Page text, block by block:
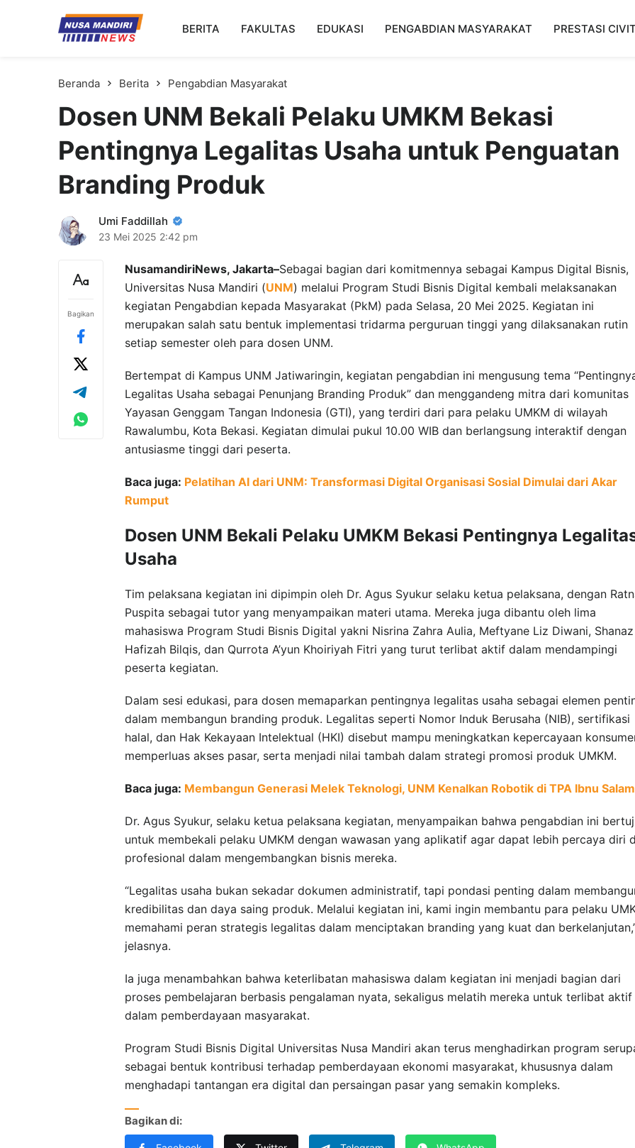
Kampus Digital Bisnis
Universitas Nusa Mandiri
BERITA FAKULTAS EDUKASI PENGABDIAN MASYARAKAT PRESTASI
Beranda Berita Pengabdian Masyarakat
Dosen UNM Bekali Pelaku UMKM Bekasi
Pentingnya Legalitas Usaha untuk Penguatan
Branding Produk
Umi Faddillah
23 Mei 2025 2:42 pm
Bagikan
NusamandiriNews, Jakarta–Sebagai bagian dari komitmennya sebagai Kampus Digital Bisnis,
Universitas Nusa Mandiri (UNM) melalui Program Studi Bisnis Digital kembali melaksanakan
kegiatan Pengabdian kepada Masyarakat (PkM) pada Selasa, 20 Mei 2025. Kegiatan ini
merupakan salah satu bentuk implementasi tridarma perguruan tinggi yang dilaksanakan rutin
setiap semester oleh para dosen UNM.
Bertempat di Kampus UNM Jatiwaringin, kegiatan pengabdian ini mengusung tema
Legalitas Usaha sebagai Penunjang Branding Produk” dan menggandeng mitra dari komunitas
Yayasan Genggam Tangan Indonesia (GTI), yang terdiri dari para pelaku UMKM di wilayah
Rawalumbu, Kota Bekasi. Kegiatan dimulai pukul 10.00 WIB dan berlangsung interaktif dengan
antusiasme tinggi dari peserta.
Baca juga: Pelatihan AI dari UNM: Transformasi Digital Organisasi Sosial Dimulai dari Akar
Rumput
Dosen UNM Bekali Pelaku UMKM Bekasi Pentingnya
Usaha
Tim pelaksana kegiatan ini dipimpin oleh Dr. Agus Syukur selaku ketua pelaksana, dengan
Puspita sebagai tutor yang menyampaikan materi utama. Mereka juga dibantu oleh lima
mahasiswa Program Studi Bisnis Digital yakni Nisrina Zahra Aulia, Meftyane Liz Diwani, Shanaz
Hafizah Bilqis, dan Qurrota A’yun Khoiriyah Fitri yang turut terlibat aktif dalam mendampingi
peserta kegiatan.
Dalam sesi edukasi, para dosen memaparkan pentingnya legalitas usaha sebagai elemen
dalam membangun branding produk. Legalitas seperti Nomor Induk Berusaha (NIB), sertifikasi
halal, dan Hak Kekayaan Intelektual (HKI) disebut mampu meningkatkan kepercayaan
memperluas akses pasar, serta menjadi nilai tambah dalam strategi promosi produk UMKM.
Baca juga: Membangun Generasi Melek Teknologi, UNM Kenalkan Robotik di TPA Ibnu Salam
Dr. Agus Syukur, selaku ketua pelaksana kegiatan, menyampaikan bahwa pengabdian ini
untuk membekali pelaku UMKM dengan wawasan yang aplikatif agar dapat lebih percaya diri
profesional dalam mengembangkan bisnis mereka.
“Legalitas usaha bukan sekadar dokumen administratif, tapi pondasi penting dalam
kredibilitas dan daya saing produk. Melalui kegiatan ini, kami ingin membantu para pelaku
memahami peran strategis legalitas dalam menciptakan branding yang kuat dan
jelasnya.
Ia juga menambahkan bahwa keterlibatan mahasiswa dalam kegiatan ini menjadi bagian dari
proses pembelajaran berbasis pengalaman nyata, sekaligus melatih mereka untuk terlibat aktif
dalam pemberdayaan masyarakat.
Program Studi Bisnis Digital Universitas Nusa Mandiri akan terus menghadirkan program
sebagai bentuk kontribusi terhadap pemberdayaan ekonomi masyarakat, khususnya dalam
menghadapi tantangan era digital dan persaingan pasar yang semakin kompleks.
Bagikan di: